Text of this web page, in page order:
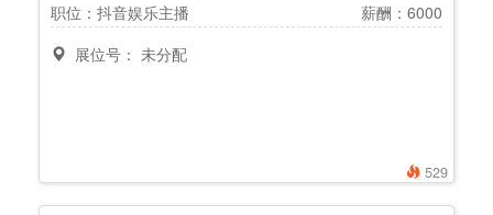
529
职位：抖音娱乐主播
薪酬：6000
展位号： 未分配